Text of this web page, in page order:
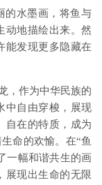
的水墨画，将鱼与
动地描绘出来。然
能发现更多隐藏在
，作为中华民族的
中自由穿梭，展现
自在的特质，成为
命的欢愉。在“鱼
一幅和谐共生的画
展现出生命的无限